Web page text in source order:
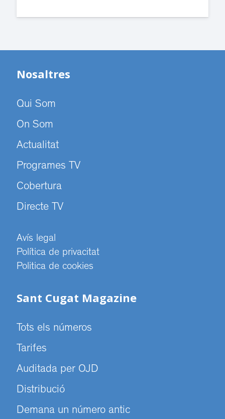
Nosaltres
Qui Som
On Som
Actualitat
Programes TV
Cobertura
Directe TV
Avís legal
Política de privacitat
Politica de cookies
Sant Cugat Magazine
Tots els números
Tarifes
Auditada per OJD
Distribució
Demana un número antic